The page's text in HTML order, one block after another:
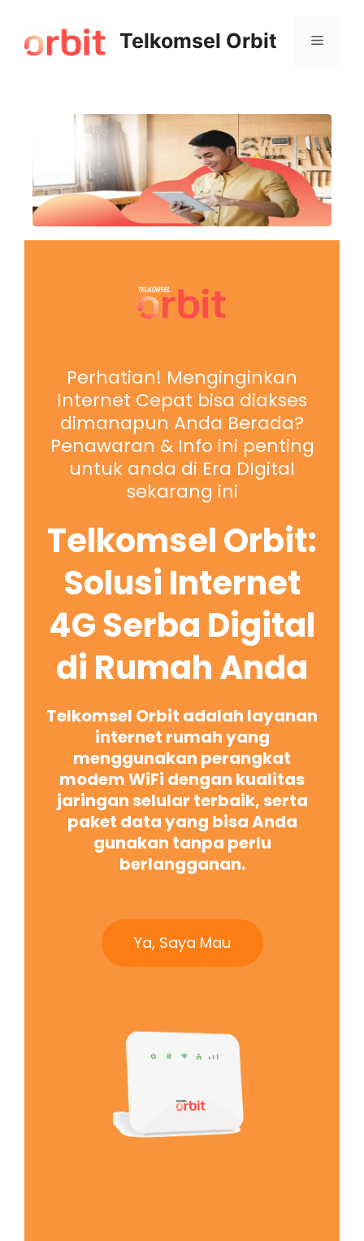
Telkomsel Orbit
Perhatian! Menginginkan
Internet Cepat bisa diakses
dimanapun Anda Berada?
Penawaran & Info ini penting
untuk anda di Era DIgital
sekarang ini
Telkomsel Orbit:
Solusi Internet
4G Serba Digital
di Rumah Anda
Telkomsel Orbit adalah layanan
internet rumah yang
menggunakan perangkat
modem WiFi dengan kualitas
jaringan selular terbaik, serta
paket data yang bisa Anda
gunakan tanpa perlu
berlangganan.
Ya, Saya Mau